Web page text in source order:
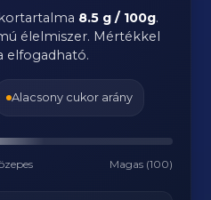
8.5 g / 100g.
élelmiszer. Mértékkel
elfogadható.
Alacsony cukor arány
Magas (100)